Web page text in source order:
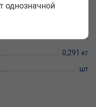
l0, мм
10 шт.
0,291 кг
шт
однозначной